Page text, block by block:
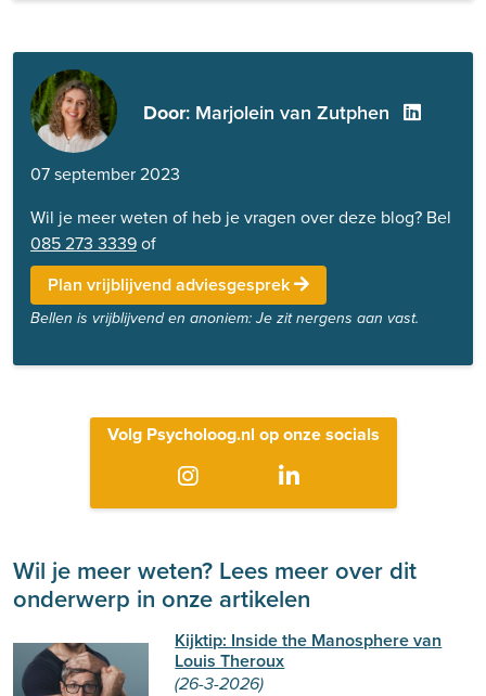
Door: Marjolein van Zutphen
07 september 2023
Wil je meer weten of heb je vragen over deze blog? Bel
085 273 3339of
Plan vrijblijvend adviesgesprek
Bellen is vrijblijvend en anoniem: Je zit nergens aan vast.
Volg Psycholoog.nl op onze socials
Wil je meer weten? Lees meer over dit
onderwerp in onze artikelen
Kijktip: Inside the Manosphere van
Louis Theroux
(26-3-2026)